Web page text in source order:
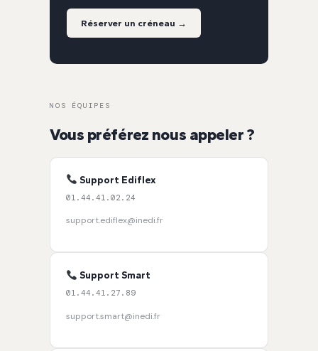
Réserver un créneau →
NOS ÉQUIPES
Vous préférez nous appeler ?
Support Ediflex
01.44.41.02.24
support.ediflex@inedi.fr
Support Smart
01.44.41.27.89
support.smart@inedi.fr